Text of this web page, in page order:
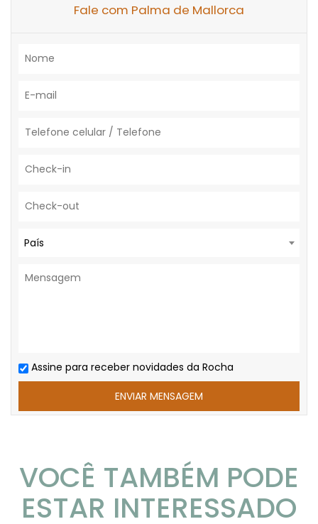
Fale com Palma de Mallorca
País
Assine para receber novidades da Rocha
VOCÊ TAMBÉM PODE
ESTAR INTERESSADO